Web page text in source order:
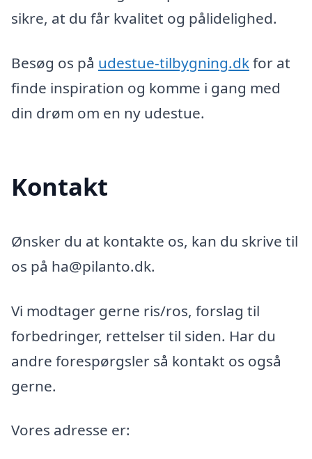
sikre, at du får kvalitet og pålidelighed.
Besøg os på udestue-tilbygning.dkfor at
finde inspiration og komme i gang med
din drøm om en ny udestue.
Kontakt
Ønsker du at kontakte os, kan du skrive til
os på ha@pilanto.dk.
Vi modtager gerne ris/ros, forslag til
forbedringer, rettelser til siden. Har du
andre forespørgsler så kontakt os også
gerne.
Vores adresse er: